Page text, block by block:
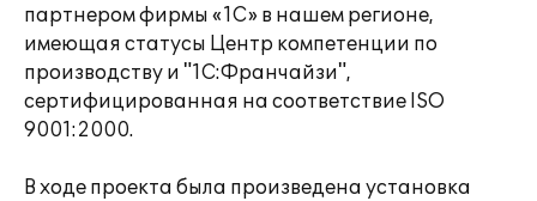
партнером фирмы «1С» в нашем регионе,
имеющая статусы Центр компетенции по
производству и "1С:Франчайзи",
сертифицированная на соответствие ISO
9001:2000.
В ходе проекта была произведена установка